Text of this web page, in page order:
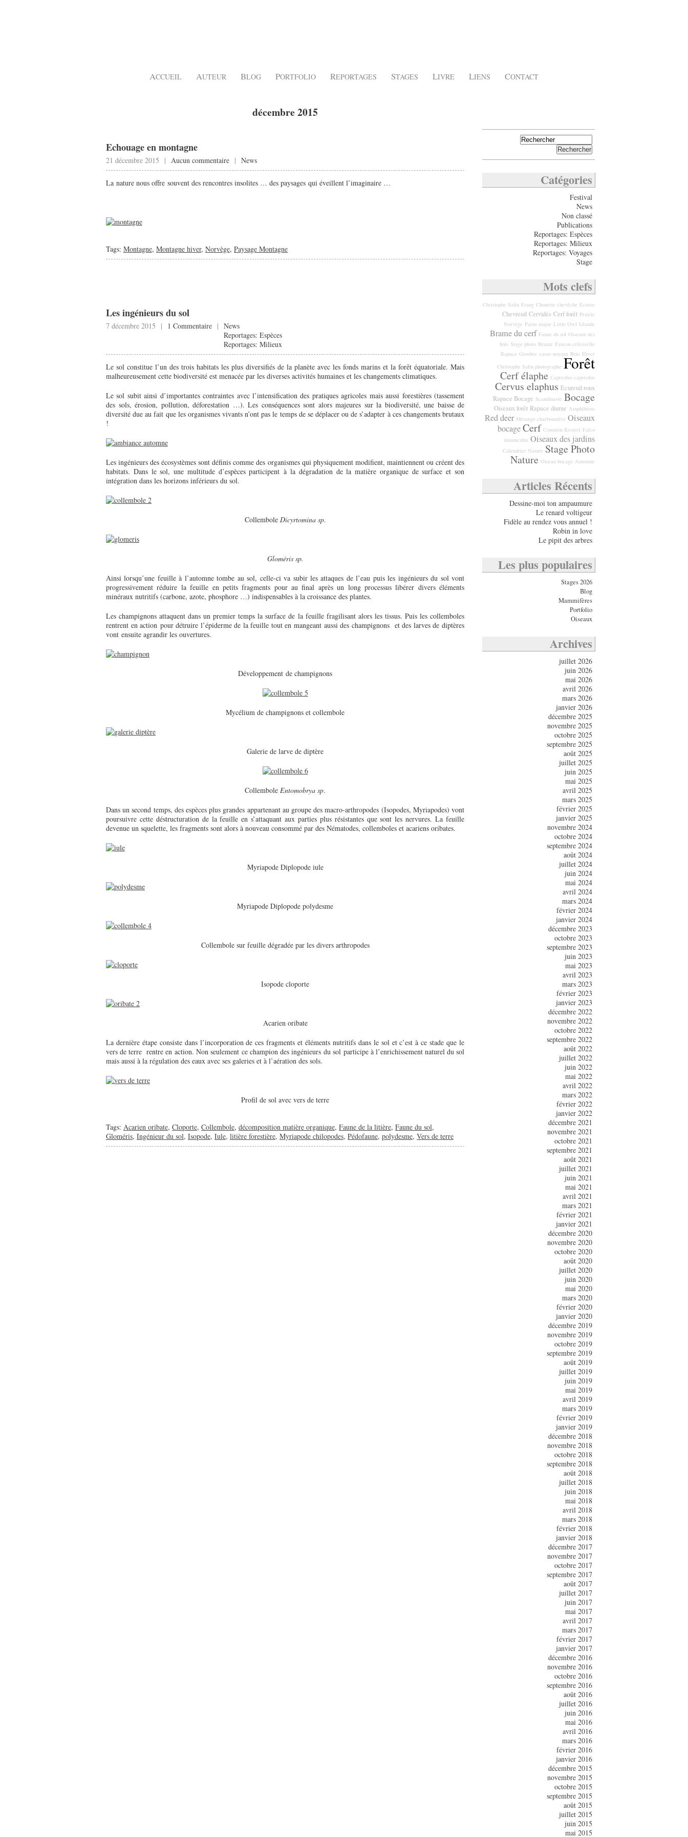
ACCUEIL AUTEUR BLOG PORTFOLIO REPORTAGES STAGES LIVRE LIENS CONTACT
décembre 2015
Echouage en montagne
21 décembre 2015 | Aucun commentaire | News
La nature nous offre souvent des rencontres insolites … des paysages qui éveillent l’imaginaire …
Tags: Montagne, Montagne hiver, Norvège, Paysage Montagne
Les ingénieurs du sol
7 décembre 2015 | 1 Commentaire | News
Reportages: Espèces
Reportages: Milieux
Le sol constitue l’un des trois habitats les plus diversifiés de la planète avec les fonds marins et la forêt équatoriale. Mais
malheureusement cette biodiversité est menacée par les diverses activités humaines et les changements climatiques.
Le sol subit ainsi d’importantes contraintes avec l’intensification des pratiques agricoles mais aussi forestières (tassement
des sols, érosion, pollution, déforestation …). Les conséquences sont alors majeures sur la biodiversité, une baisse de
diversité due au fait que les organismes vivants n’ont pas le temps de se déplacer ou de s’adapter à ces changements brutaux
!
Les ingénieurs des écosystèmes sont définis comme des organismes qui physiquement modifient, maintiennent ou créent des
habitats. Dans le sol, une multitude d’espèces participent à la dégradation de la matière organique de surface et son
intégration dans les horizons inférieurs du sol.
Collembole Dicyrtomina sp.
Gloméris sp.
Ainsi lorsqu’une feuille à l’automne tombe au sol, celle-ci va subir les attaques de l’eau puis les ingénieurs du sol vont
progressivement réduire la feuille en petits fragments pour au final après un long processus libérer divers éléments
minéraux nutritifs (carbone, azote, phosphore …) indispensables à la croissance des plantes.
Les champignons attaquent dans un premier temps la surface de la feuille fragilisant alors les tissus. Puis les collemboles
rentrent en action pour détruire l’épiderme de la feuille tout en mangeant aussi des champignons et des larves de diptères
vont ensuite agrandir les ouvertures.
Développement de champignons
Mycélium de champignons et collembole
Galerie de larve de diptère
Collembole Entomobrya sp.
Dans un second temps, des espèces plus grandes appartenant au groupe des macro-arthropodes (Isopodes, Myriapodes) vont
poursuivre cette déstructuration de la feuille en s’attaquant aux parties plus résistantes que sont les nervures. La feuille
devenue un squelette, les fragments sont alors à nouveau consommé par des Nématodes, collemboles et acariens oribates.
Myriapode Diplopode iule
Myriapode Diplopode polydesme
Collembole sur feuille dégradée par les divers arthropodes
Isopode cloporte
Acarien oribate
La dernière étape consiste dans l’incorporation de ces fragments et éléments nutritifs dans le sol et c’est à ce stade que le
vers de terre rentre en action. Non seulement ce champion des ingénieurs du sol participe à l’enrichissement naturel du sol
mais aussi à la régulation des eaux avec ses galeries et à l’aération des sols.
Profil de sol avec vers de terre
Tags: Acarien oribate, Cloporte, Collembole, décomposition matière organique, Faune de la litière, Faune du sol,
Gloméris, Ingénieur du sol, Isopode, Iule, litière forestière, Myriapode chilopodes, Pédofaune, polydesme, Vers de terre
Catégories
Festival
News
Non classé
Publications
Reportages: Espèces
Reportages: Milieux
Reportages: Voyages
Stage
Mots clefs
Christophe Salin Etang Chouette chevêche Ecosse
Chevreuil Cervidés Cerf forêt Prairie
Norvège Parus major Little Owl Islande
Brame du cerf Faune du sol Oiseaux des
bois Stage photo Brame Faucon crécerelle
Rapace Grosbec casse-noyaux Bois Hiver
Christophe Salin photographe Forêt
Cerf élaphe Capreolus capreolus
Cervus elaphus Ecureuil roux
Rapace Bocage Scandinavie Bocage
Oiseaux forêt Rapace diurne Amphibiens
Red deer Mésange charbonnière Oiseaux
bocageCerf Common Kestrel Falco
tinnunculus Oiseaux des jardins
Calendrier Nature Stage Photo
Nature Oiseau bocage Automne
Articles Récents
Dessine-moi ton ampaumure
Le renard voltigeur
Fidèle au rendez vous annuel !
Robin in love
Le pipit des arbres
Les plus populaires
Stages 2026
Blog
Mammifères
Portfolio
Oiseaux
Archives
juillet 2026
juin 2026
mai 2026
avril 2026
mars 2026
janvier 2026
décembre 2025
novembre 2025
octobre 2025
septembre 2025
août 2025
juillet 2025
juin 2025
mai 2025
avril 2025
mars 2025
février 2025
janvier 2025
novembre 2024
octobre 2024
septembre 2024
août 2024
juillet 2024
juin 2024
mai 2024
avril 2024
mars 2024
février 2024
janvier 2024
décembre 2023
octobre 2023
septembre 2023
juin 2023
mai 2023
avril 2023
mars 2023
février 2023
janvier 2023
décembre 2022
novembre 2022
octobre 2022
septembre 2022
août 2022
juillet 2022
juin 2022
mai 2022
avril 2022
mars 2022
février 2022
janvier 2022
décembre 2021
novembre 2021
octobre 2021
septembre 2021
août 2021
juillet 2021
juin 2021
mai 2021
avril 2021
mars 2021
février 2021
janvier 2021
décembre 2020
novembre 2020
octobre 2020
août 2020
juillet 2020
juin 2020
mai 2020
mars 2020
février 2020
janvier 2020
décembre 2019
novembre 2019
octobre 2019
septembre 2019
août 2019
juillet 2019
juin 2019
mai 2019
avril 2019
mars 2019
février 2019
janvier 2019
décembre 2018
novembre 2018
octobre 2018
septembre 2018
août 2018
juillet 2018
juin 2018
mai 2018
avril 2018
mars 2018
février 2018
janvier 2018
décembre 2017
novembre 2017
octobre 2017
septembre 2017
août 2017
juillet 2017
juin 2017
mai 2017
avril 2017
mars 2017
février 2017
janvier 2017
décembre 2016
novembre 2016
octobre 2016
septembre 2016
août 2016
juillet 2016
juin 2016
mai 2016
avril 2016
mars 2016
février 2016
janvier 2016
décembre 2015
novembre 2015
octobre 2015
septembre 2015
août 2015
juillet 2015
juin 2015
mai 2015